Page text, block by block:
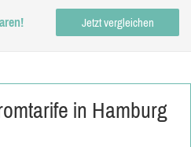
Jetzt vergleichen
in Hamburg